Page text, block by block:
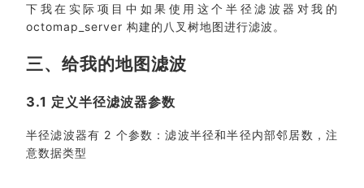
下我在实际项目中如果使用这个半径滤波器对我的
octomap_server 构建的八叉树地图进行滤波。
三、给我的地图滤波
3.1 定义半径滤波器参数
半径滤波器有 2 个参数：滤波半径和半径内部邻居数，注
意数据类型